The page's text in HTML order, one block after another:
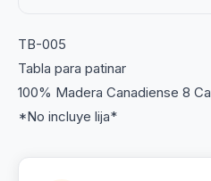
TB-005
Tabla para patinar
100% Madera Canadiense 8
*No incluye lija*